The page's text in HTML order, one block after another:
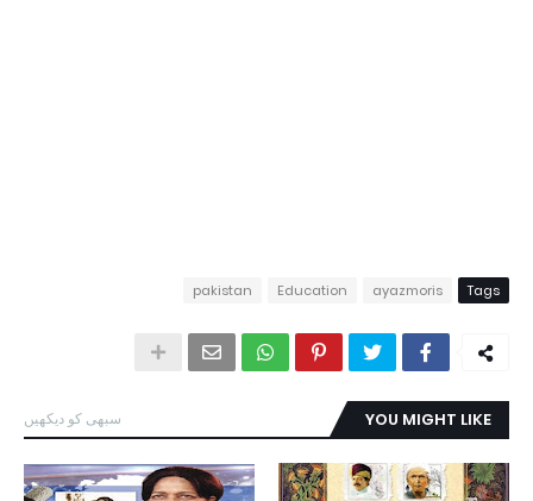
Tags
ayazmoris
Education
pakistan
YOU MIGHT LIKE سبھی کو دیکھیں